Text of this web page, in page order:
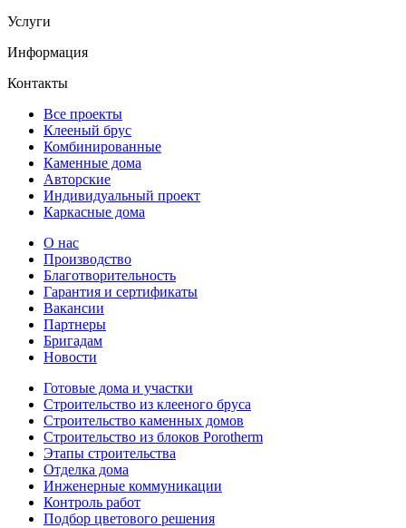
Услуги
Информация
Контакты
Все проекты
Клееный брус
Комбинированные
Каменные дома
Авторские
Индивидуальный проект
Каркасные дома
О нас
Производство
Благотворительность
Гарантия и сертификаты
Вакансии
Партнеры
Бригадам
Новости
Готовые дома и участки
Строительство из клееного бруса
Строительство каменных домов
Строительство из блоков Porotherm
Этапы строительства
Отделка дома
Инженерные коммуникации
Контроль работ
Подбор цветового решения